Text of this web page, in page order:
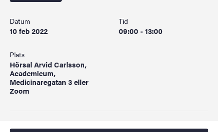
Datum
10 feb 2022
Tid
09:00 - 13:00
Plats
Hörsal Arvid Carlsson,
Academicum,
Medicinaregatan 3 eller
Zoom